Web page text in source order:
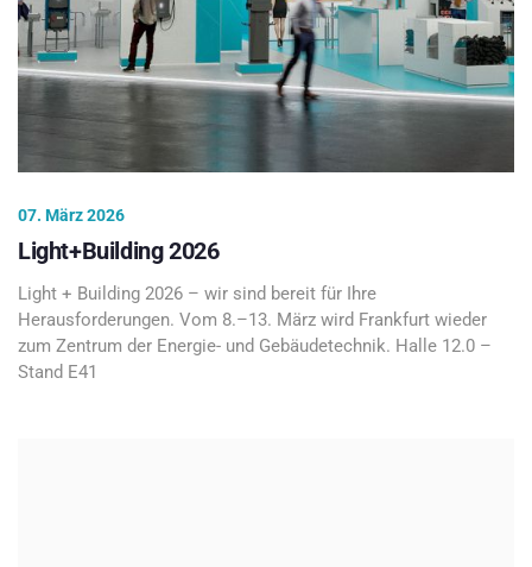
07. März 2026
Light+Building 2026
Light + Building 2026 – wir sind bereit für Ihre
Herausforderungen. Vom 8.–13. März wird Frankfurt wieder
zum Zentrum der Energie- und Gebäudetechnik. Halle 12.0 –
Stand E41